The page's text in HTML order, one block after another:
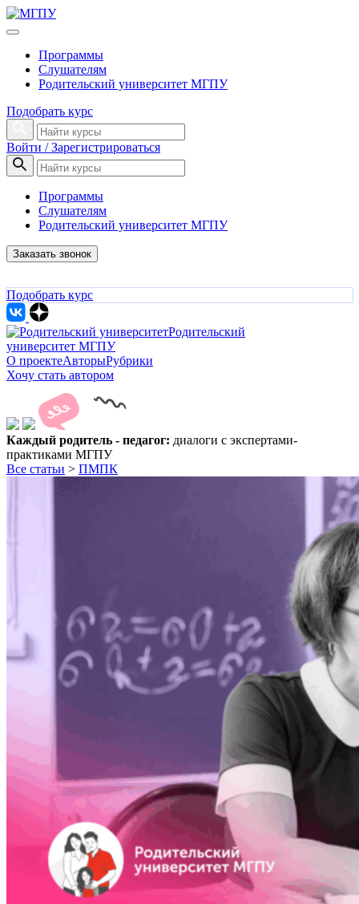
Программы
Слушателям
Родительский университет МГПУ
Подобрать курс
Войти / Зарегистрироваться
Программы
Слушателям
Родительский университет МГПУ
Заказать звонок
Подобрать курс
Родительский
университет МГПУ
О проектеАвторыРубрики
Хочу стать автором
Каждый родитель - педагог: диалоги с экспертами-
практиками МГПУ
Все статьи > ПМПК